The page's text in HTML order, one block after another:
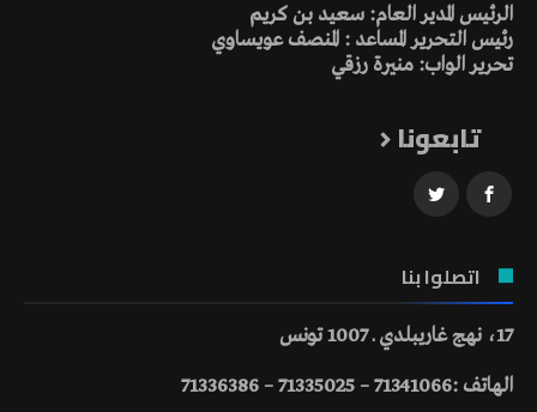
الرئيس المدير العام: سعيد بن كريم
رئيس التحرير المساعد : المنصف عويساوي
تحرير الواب: منيرة رزقي
تابعونا
اتصلوا بنا
17، نهج غاريبلدي ـ 1007 تونس
الهاتف :71341066 – 71335025 – 71336386